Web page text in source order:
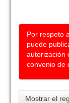
Por respeto
puede
autorización
convenio de
Mostrar el